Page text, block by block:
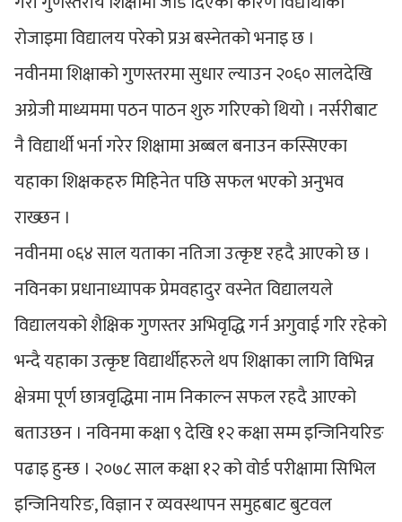
रोजाइमा विद्यालय परेको प्रअ बस्नेतको भनाइ छ ।
नवीनमा शिक्षाको गुणस्तरमा सुधार ल्याउन २०६० सालदेखि
अग्रेजी माध्यममा पठन पाठन शुरु गरिएको थियो । नर्सरीबाट
नै विद्यार्थी भर्ना गरेर शिक्षामा अब्बल बनाउन कस्सिएका
यहाका शिक्षकहरु मिहिनेत पछि सफल भएको अनुभव
राख्छन ।
नवीनमा ०६४ साल यताका नतिजा उत्कृष्ट रहदै आएको छ ।
नविनका प्रधानाध्यापक प्रेमवहादुर वस्नेत विद्यालयले
विद्यालयको शैक्षिक गुणस्तर अभिवृद्धि गर्न अगुवाई गरि रहेको
भन्दै यहाका उत्कृष्ट विद्यार्थीहरुले थप शिक्षाका लागि विभिन्न
क्षेत्रमा पूर्ण छात्रवृद्धिमा नाम निकाल्न सफल रहदै आएको
बताउछन । नविनमा कक्षा ९ देखि १२ कक्षा सम्म इन्जिनियरिङ
पढाइ हुन्छ । २०७८ साल कक्षा १२ को वोर्ड परीक्षामा सिभिल
इन्जिनियरिङ, विज्ञान र व्यवस्थापन समुहबाट बुटवल